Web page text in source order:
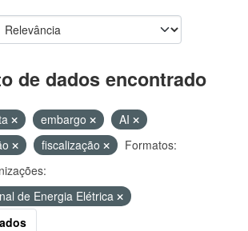
de dados encontrado
embargo
AI
fiscalização
Formatos:
de Energia Elétrica